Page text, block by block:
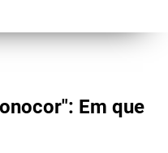
Em que